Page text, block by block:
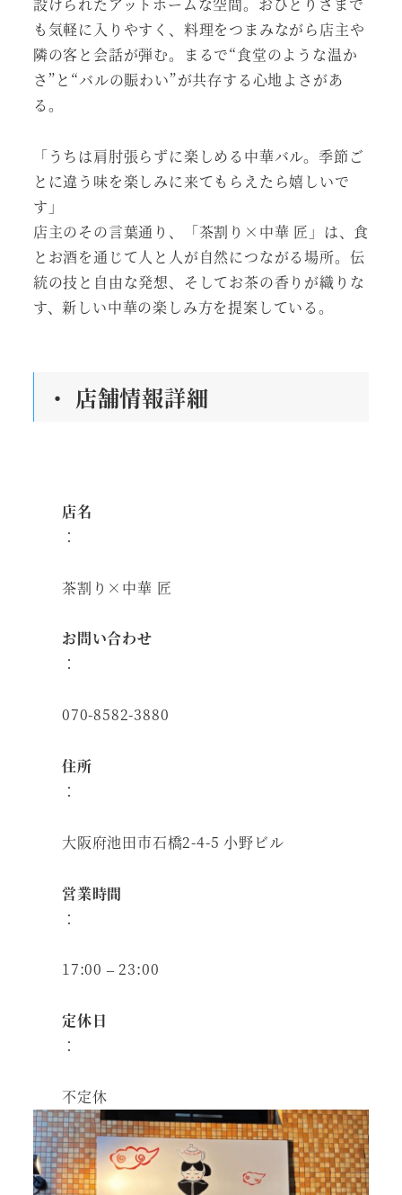
設けられたアットホームな空間。おひとりさまで
も気軽に入りやすく、料理をつまみながら店主や
隣の客と会話が弾む。まるで“食堂のような温か
さ”と“バルの賑わい”が共存する心地よさがあ
る。
「うちは肩肘張らずに楽しめる中華バル。季節ご
とに違う味を楽しみに来てもらえたら嬉しいで
す」
店主のその言葉通り、「茶割り×中華 匠」は、食
とお酒を通じて人と人が自然につながる場所。伝
統の技と自由な発想、そしてお茶の香りが織りな
す、新しい中華の楽しみ方を提案している。
・ 店舗情報詳細
店名
：
茶割り×中華 匠
お問い合わせ
：
070-8582-3880
住所
：
大阪府池田市石橋2-4-5 小野ビル
営業時間
：
17:00 – 23:00
定休日
：
不定休